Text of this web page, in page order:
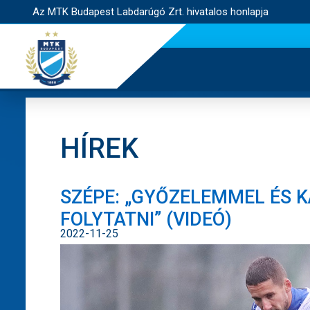
Az MTK Budapest Labdarúgó Zrt. hivatalos honlapja
HÍREK
SZÉPE: „GYŐZELEMMEL ÉS
FOLYTATNI” (VIDEÓ)
2022-11-25